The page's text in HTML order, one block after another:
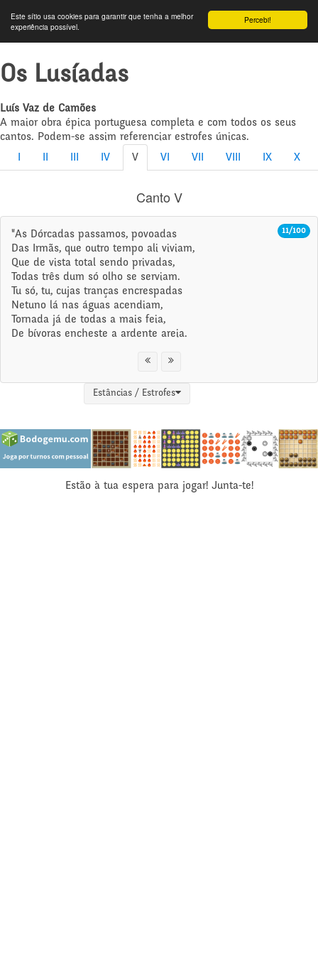
Percebi!
Este sítio usa cookies para garantir que tenha a melhor
experiência possível.
Os Lusíadas
Luís Vaz de Camões
A maior obra épica portuguesa completa e com todos os seus
cantos. Podem-se assim referenciar estrofes únicas.
IV V VI VII VIII IX X
Canto V
11/100
"As Dórcadas passamos, povoadas
Das Irmãs, que outro tempo ali viviam,
Que de vista total sendo privadas,
Todas três dum só olho se serviam.
Tu só, tu, cujas tranças encrespadas
Netuno lá nas águas acendiam,
Tornada já de todas a mais feia,
De bívoras encheste a ardente areia.
Estâncias / Estrofes
Estão à tua espera para jogar! Junta-te!